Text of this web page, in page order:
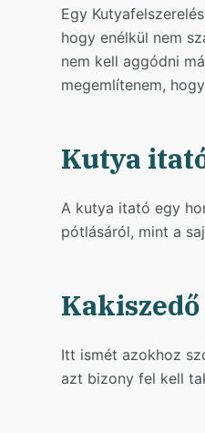
Egy
hogy enélkül nem
nem kell aggódni
megemlítenem,
Kutya
A kutya itató egy
pótlásáról, mint a
Kakiszedő
Itt ismét azokhoz
azt bizony fel kell